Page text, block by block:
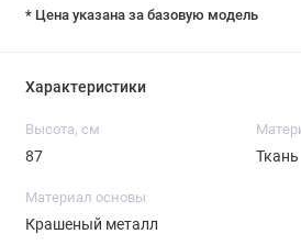
* Цена указана за базовую модель
Характеристики
Высота, см
87 Ткань
Материал основы
Крашеный металл